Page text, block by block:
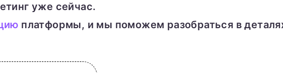
уже сейчас.
платформы, и мы поможем разобраться в